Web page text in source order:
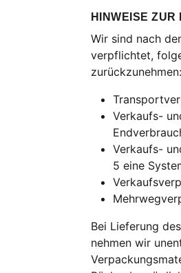
HINWEISE
Wir sind nach
verpflichtet,
zurückzunehmen:
Verkaufs-
Verkaufs-
5 eine
Bei Lieferung
nehmen wir